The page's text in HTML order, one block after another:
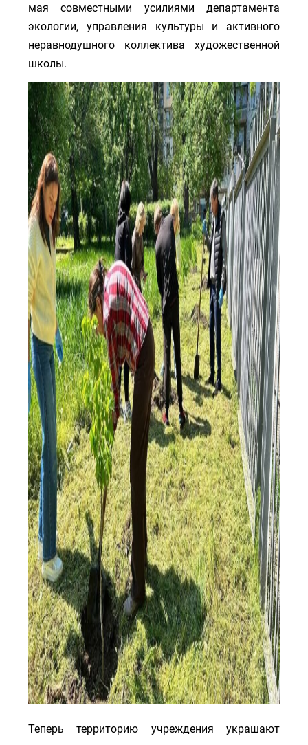
мая совместными усилиями департамента
экологии, управления культуры и активного
неравнодушного коллектива художественной
школы.
Теперь территорию учреждения украшают